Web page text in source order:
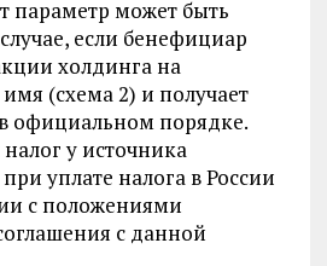
параметр может быть
если бенефициар
холдинга на
(схема 2) и получает
официальном порядке.
у источника
уплате налога в России
с положениями
с данной